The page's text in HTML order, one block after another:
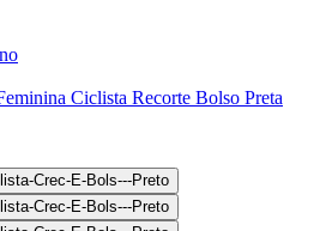
Ciclista Recorte Bolso Preta